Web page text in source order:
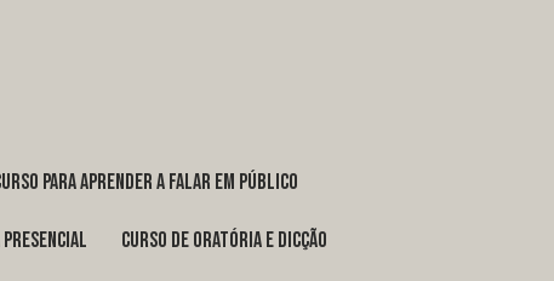
curso para aprender a falar em público
presencial curso de oratória e dicção